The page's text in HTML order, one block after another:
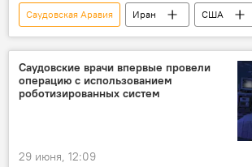
Саудовская Аравия Иран
США
Дональд Трамп
военное сотрудничество
Саудовские врачи впервые провели
операцию с использованием
роботизированных систем
29 июня, 12:09